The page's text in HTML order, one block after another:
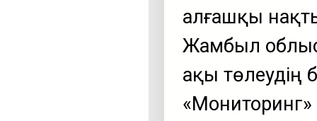
алғашқы
Жамбыл
ақы төлеудің
«Мониторинг»